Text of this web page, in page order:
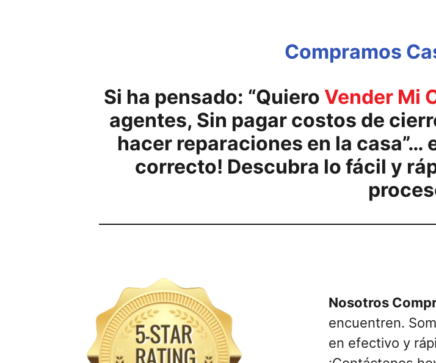
Compramos
Si ha pensado: “Quiero Vender Mi
agentes, Sin pagar costos de
hacer reparaciones en la casa”…
correcto! Descubra lo fácil y
Nosotros
encuentren.
en efectivo y